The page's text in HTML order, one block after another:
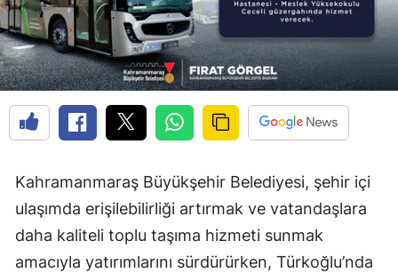
Kahramanmaraş Büyükşehir Belediyesi, şehir içi
ulaşımda erişilebilirliği artırmak ve vatandaşlara
daha kaliteli toplu taşıma hizmeti sunmak
amacıyla yatırımlarını sürdürürken, Türkoğlu’nda